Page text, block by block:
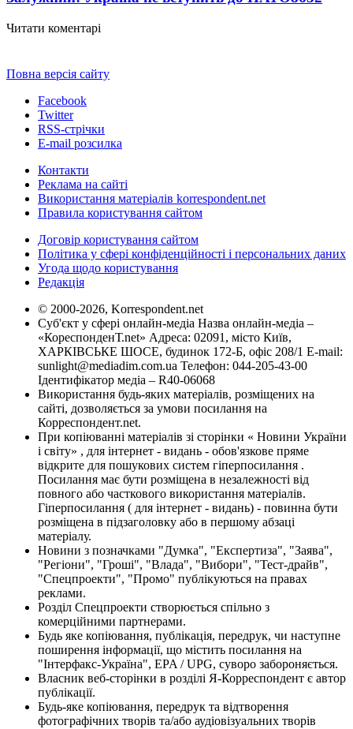
Читати коментарі
Повна версія сайту
Facebook
Twitter
RSS-стрічки
E-mail розсилка
Контакти
Реклама на сайті
Використання матеріалів korrespondent.net
Правила користування сайтом
Договір користування сайтом
Політика у сфері конфіденційності і персональних даних
Угода щодо користування
Редакція
© 2000-2026, Korrespondent.net
Суб'єкт у сфері онлайн-медіа Назва онлайн-медіа –
«КореспонденТ.net» Адреса: 02091, місто Київ,
ХАРКІВСЬКЕ ШОСЕ, будинок 172-Б, офіс 208/1 E-mail:
sunlight@mediadim.com.ua Телефон: 044-205-43-00
Ідентифікатор медіа – R40-06068
Використання будь-яких матеріалів, розміщених на
сайті, дозволяється за умови посилання на
Корреспондент.net.
При копіюванні матеріалів зі сторінки « Новини України
і світу» , для інтернет - видань - обов'язкове пряме
відкрите для пошукових систем гіперпосилання .
Посилання має бути розміщена в незалежності від
повного або часткового використання матеріалів.
Гіперпосилання ( для інтернет - видань) - повинна бути
розміщена в підзаголовку або в першому абзаці
матеріалу.
Новини з позначками "Думка", "Експертиза", "Заява",
"Регіони", "Гроші", "Влада", "Вибори", "Тест-драйв",
"Спецпроекти", "Промо" публікуються на правах
реклами.
Розділ Спецпроекти створюється спільно з
комерційними партнерами.
Будь яке копіювання, публікація, передрук, чи наступне
поширення інформації, що містить посилання на
"Інтерфакс-Україна", EPA / UPG, суворо забороняється.
Власник веб-сторінки в розділі Я-Корреспондент є автор
публікації.
Будь-яке копіювання, передрук та відтворення
фотографічних творів та/або аудіовізуальних творів